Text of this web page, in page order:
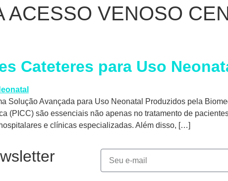
ACESSO VENOSO
Cateteres para Uso
Solução Avançada para Uso Neonatal Produzidos pela
(PICC) são essenciais não apenas no tratamento de
e clínicas especializadas. Além disso, […]